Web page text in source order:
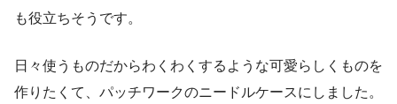
も役立ちそうです。
日々使うものだからわくわくするような可愛らしくものを
作りたくて、パッチワークのニードルケースにしました。